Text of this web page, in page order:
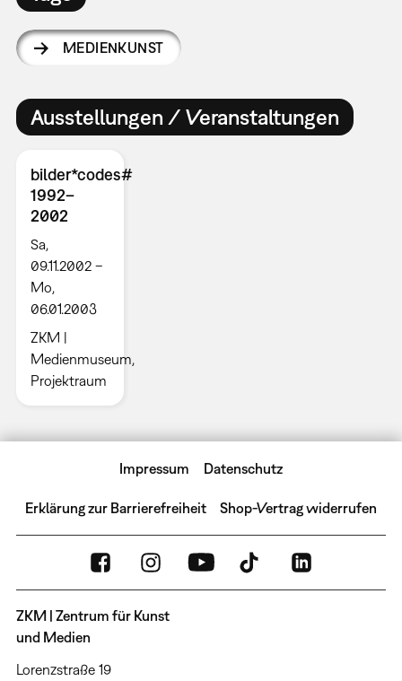
MEDIENKUNST
Ausstellungen / Veranstaltungen
bilder*codes#
1992–
2002
Sa,
09.11.2002 –
Mo,
06.01.2003
ZKM |
Medienmuseum,
Projektraum
Impressum Datenschutz
Erklärung zur Barrierefreiheit Shop-Vertrag widerrufen
ZKM | Zentrum für Kunst
und Medien
Lorenzstraße 19